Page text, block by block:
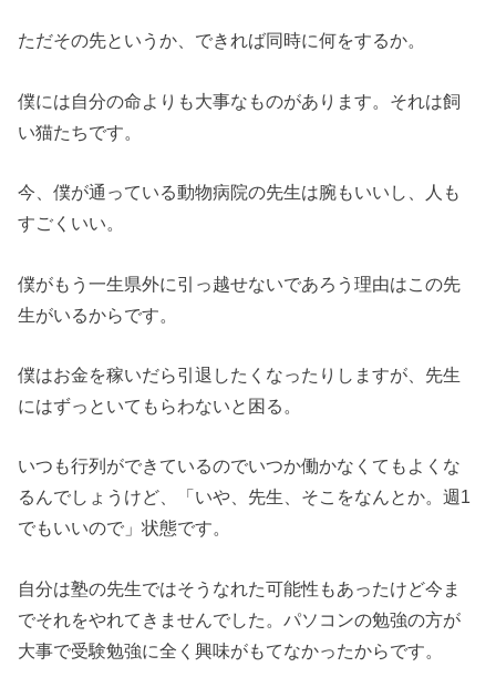
ただその先というか、できれば同時に何をするか。
僕には自分の命よりも大事なものがあります。それは飼
い猫たちです。
今、僕が通っている動物病院の先生は腕もいいし、人も
すごくいい。
僕がもう一生県外に引っ越せないであろう理由はこの先
生がいるからです。
僕はお金を稼いだら引退したくなったりしますが、先生
にはずっといてもらわないと困る。
いつも行列ができているのでいつか働かなくてもよくな
るんでしょうけど、「いや、先生、そこをなんとか。週1
でもいいので」状態です。
自分は塾の先生ではそうなれた可能性もあったけど今ま
でそれをやれてきませんでした。パソコンの勉強の方が
大事で受験勉強に全く興味がもてなかったからです。